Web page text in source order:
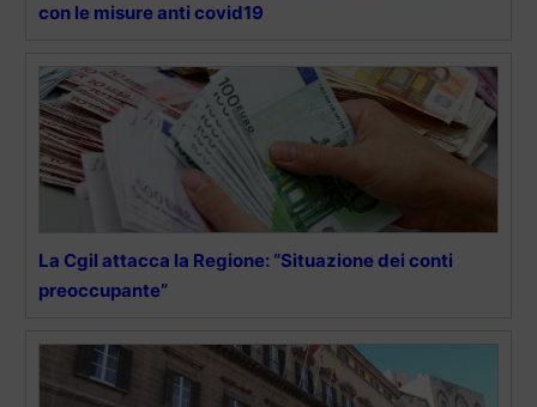
con le misure anti covid19
La Cgil attacca la Regione: “Situazione dei conti
preoccupante”